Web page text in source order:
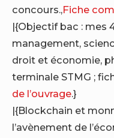
concours.,Fiche
|{Objectif bac : mes
management,
droit et économie,
terminale STMG ;
de l’ouvrage.}
|{Blockchain et
l’avènement de